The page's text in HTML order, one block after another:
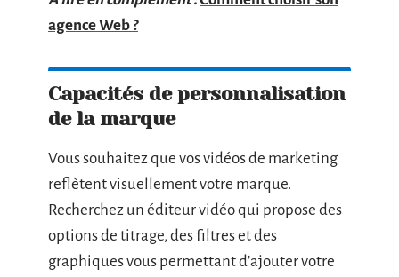
agence Web ?
Capacités de personnalisation
de la marque
Vous souhaitez que vos vidéos de marketing
reflètent visuellement votre marque.
Recherchez un éditeur vidéo qui propose des
options de titrage, des filtres et des
graphiques vous permettant d’ajouter votre